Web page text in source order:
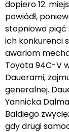
dopiero 12.
powiódł,
stopniowo piąć
ich konkurenci
awariom
Toyota 94C-V
Dauerami,
generalnej.
Yannicka
Baldiego
gdy drugi